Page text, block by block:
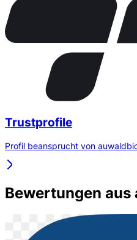
Trustprofile
Profil beansprucht von
Bewertungen aus